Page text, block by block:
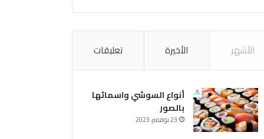
الأشهر الأخيرة تعليقات
أنواع السوشي واسمائها
بالصور
23 نوفمبر، 2023